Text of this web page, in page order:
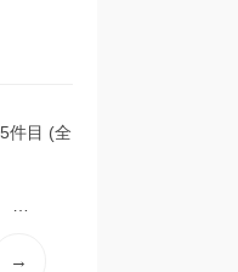
件目 (全
→